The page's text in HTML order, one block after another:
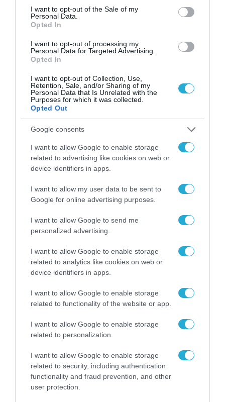
consent section.
I want to opt-out of the Sale of my
Personal Data.
Opted In
I want to opt-out of processing my
Personal Data for Targeted Advertising.
Opted In
I want to opt-out of Collection, Use,
Retention, Sale, and/or Sharing of my
Personal Data that Is Unrelated with the
Purposes for which it was collected.
Opted Out
Google consents
I want to allow Google to enable storage
related to advertising like cookies on web or
device identifiers in apps.
I want to allow my user data to be sent to
Google for online advertising purposes.
I want to allow Google to send me
personalized advertising.
I want to allow Google to enable storage
related to analytics like cookies on web or
device identifiers in apps.
I want to allow Google to enable storage
related to functionality of the website or app.
I want to allow Google to enable storage
related to personalization.
I want to allow Google to enable storage
related to security, including authentication
functionality and fraud prevention, and other
user protection.
ΕΠΙΧΕΙΡΗΣΕΙΣ
Εισήγηση περί κάθετων
συμπράξεων στις αγορές
σχολικών ειδών, παιχνιδιών και
οικιακών ηλεκτρικών συσκευών
30.07.2025
Η Base.com ήρθε για να ανοίξει
τα σύνορα των ελληνικών e-
shops